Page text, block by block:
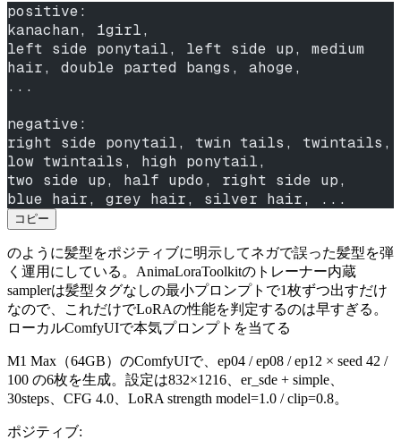
positive:
kanachan, 1girl,
left side ponytail, left side up, medium
hair, double parted bangs, ahoge,
...
negative:
right side ponytail, twin tails, twintails,
low twintails, high ponytail,
two side up, half updo, right side up,
blue hair, grey hair, silver hair, ...
コピー
のように髪型をポジティブに明示してネガで誤った髪型を弾
く運用にしている。AnimaLoraToolkitのトレーナー内蔵
samplerは髪型タグなしの最小プロンプトで1枚ずつ出すだけ
なので、これだけでLoRAの性能を判定するのは早すぎる。
ローカルComfyUIで本気プロンプトを当てる
M1 Max（64GB）のComfyUIで、ep04 / ep08 / ep12 × seed 42 /
100 の6枚を生成。設定は832×1216、er_sde + simple、
30steps、CFG 4.0、LoRA strength model=1.0 / clip=0.8。
ポジティブ: